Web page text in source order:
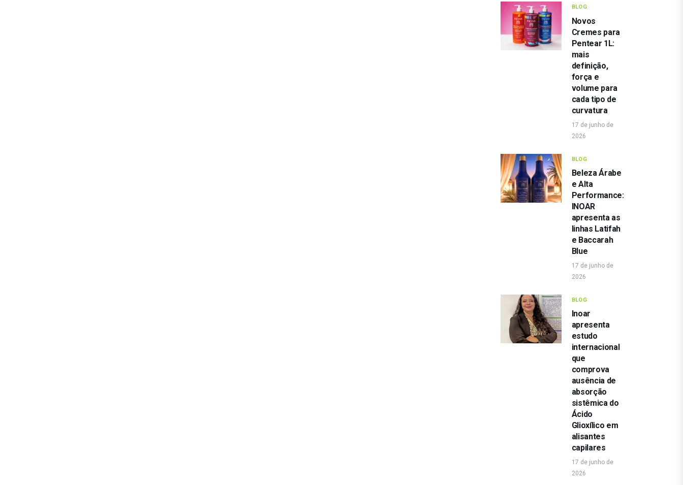
BLOG
Novos
Cremes para
Pentear 1L:
mais
definição,
força e
volume para
cada tipo de
curvatura
17 de junho de
2026
BLOG
Beleza Árabe
e Alta
Performance:
INOAR
apresenta as
linhas Latifah
e Baccarah
Blue
17 de junho de
2026
BLOG
Inoar
apresenta
estudo
internacional
que
comprova
ausência de
absorção
sistêmica do
Ácido
Glioxílico em
alisantes
capilares
17 de junho de
2026